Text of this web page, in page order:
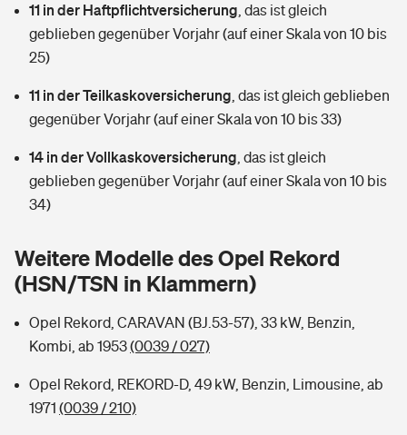
Wer versichert was: Jetzt Versicherer finden
Sie haben Fragen?
Mietkautionsversicherung
Restkreditversicherung
Tools
Hochwasser-Check: Wie gefährdet ist Ihr Haus?
Sie haben Fragen?
Kinderinvalidität
Hundehalter-Haftpflicht
Handyversicherung
Private Cyberversicherung
Zur Übersicht
Tools
Tierkrankenversicherung
Zur Übersicht
Tools
Wer versichert was: Jetzt Versicherer finden
Rentenrechner: Wie viel Geld bekomme ich im Alter?
11 in der Haftpflichtversicherung das ist gleich
geblieben gegenüber Vorjahr (auf einer Skala von 10 bis
25)
11 in der Teilkaskoversicherung das ist gleich geblieben
gegenüber Vorjahr (auf einer Skala von 10 bis 33)
14 in der Vollkaskoversicherung das ist gleich
geblieben gegenüber Vorjahr (auf einer Skala von 10 bis
34)
Weitere Modelle des Opel Rekord
(HSN/TSN in Klammern)
Opel Rekord, CARAVAN (BJ.53-57), 33 kW, Benzin,
Kombi, ab 1953(0039 / 027)
Opel Rekord, REKORD-D, 49 kW, Benzin, Limousine, ab
1971 (0039 / 210)